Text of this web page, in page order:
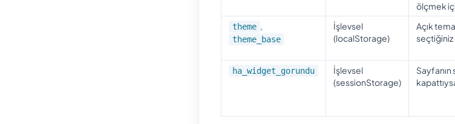
ölçmek
theme ,
theme_base
İşlevsel
(localStorage)
Açık
seçtiğiniz
ha_widget_gorundu
İşlevsel
(sessionStorage)
Sayfanın